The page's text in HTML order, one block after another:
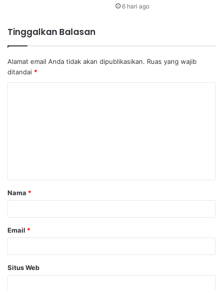
6 hari ago
Tinggalkan Balasan
Alamat email Anda tidak akan dipublikasikan. Ruas yang wajib
ditandai *
a
r
Nama *
Email *
Situs Web